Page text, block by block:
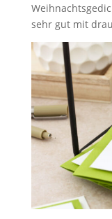
sehr gut mit